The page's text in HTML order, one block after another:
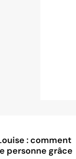
: comment
personne grâce